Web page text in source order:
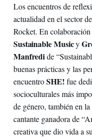
Los encuentros de
actualidad en el sector
Rocket. En colaboración
Sustainable Musicy
Manfredide
buenas prácticas y las
encuentroSHE! fue
socioculturales más
de género, también en
cantante ganadora de
creativa que dio vida a